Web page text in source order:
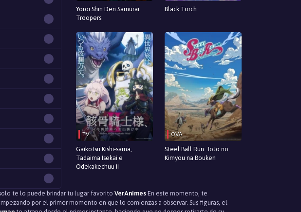
Yoroi Shin Den Samurai
Troopers
Black Torch
TV
Gaikotsu Kishi-sama,
Tadaima Isekai e
Odekakechuu II
OVA
Steel Ball Run: JoJo no
Kimyou na Bouken
te lo puede brindar tu lugar favorito VerAnimes En este momento, te
por el primer momento en que lo comienzas a observar. Sus figuras, el